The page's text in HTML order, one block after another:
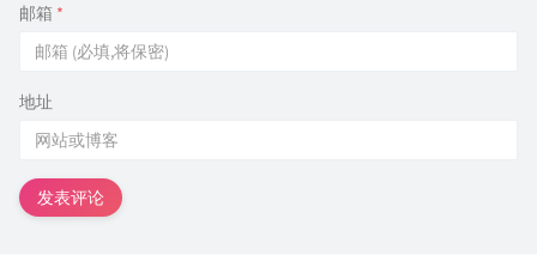
邮箱 *
地址
发表评论